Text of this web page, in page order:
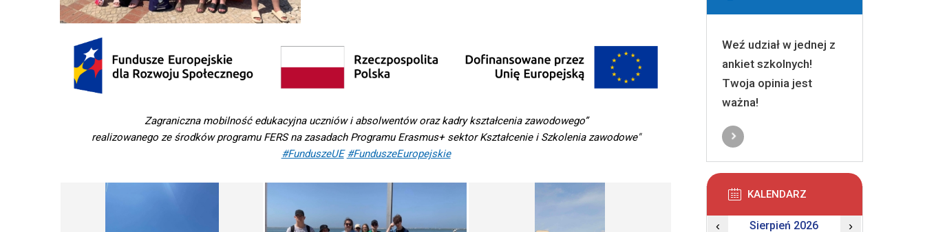
Zagraniczna mobilność edukacyjna uczniów i absolwentów oraz kadry kształcenia zawodowego”
realizowanego ze środków programu FERS na zasadach Programu Erasmus+ sektor Kształcenie i Szkolenia zawodowe"
#FunduszeUE #FunduszeEuropejskie
Weź udział w jednej z
ankiet szkolnych!
Twoja opinia jest
ważna!
KALENDARZ
‹ Sierpień 2026 ›